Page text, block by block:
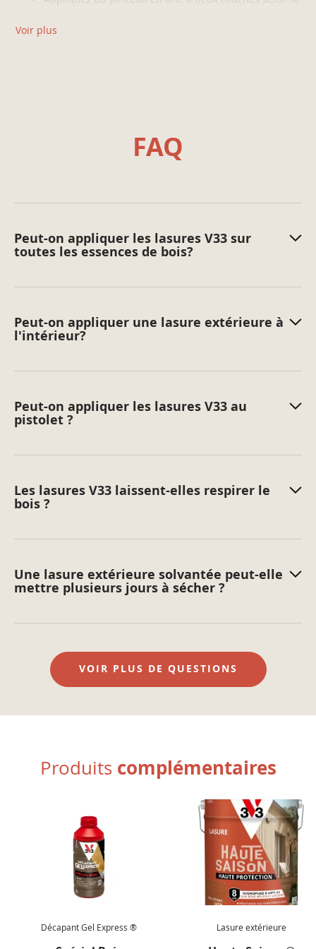
Laissez sécher 4h avant d’appliquer directement la
Pour un meilleur résultat esthétique, préférez une
recommandée.
lasuré récemment et dont la couleur foncée ne vous
donne pas satisfaction. Il est préférable dans ce cas
Retirez un maximum de sous-couche des outils après
égouts, les poubelles,… afin d’éviter un rejet dans
l’environnement.
Voir plus
FAQ
Peut-on appliquer les lasures V33 sur
toutes les essences de bois?
Peut-on appliquer une lasure extérieure à
l'intérieur?
Peut-on appliquer les lasures V33 au
pistolet ?
Les lasures V33 laissent-elles respirer le
bois ?
Une lasure extérieure solvantée peut-elle
mettre plusieurs jours à sécher ?
VOIR PLUS DE QUESTIONS
Produits complémentaires
Décapant Gel Express ® Lasure extérieure